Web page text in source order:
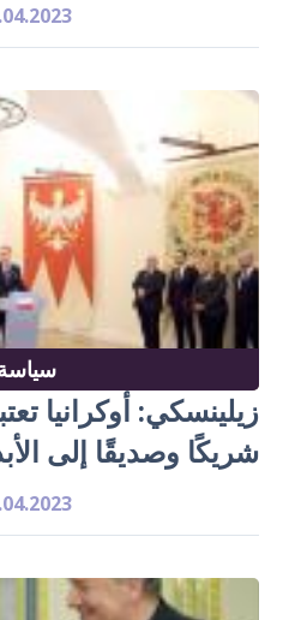
زيلينسكي: أوكرانيا
شريكًا وصديقًا إلى